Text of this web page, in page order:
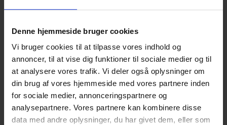
Denne hjemmeside bruger cookies
Vi bruger cookies til at tilpasse vores indhold og
annoncer, til at vise dig funktioner til sociale medier og til
at analysere vores trafik. Vi deler også oplysninger om
din brug af vores hjemmeside med vores partnere inden
for sociale medier, annonceringspartnere og
analysepartnere. Vores partnere kan kombinere disse
data med andre oplysninger, du har givet dem, eller som
Eksamen
3.g skal op i skriftlig dansk, skriftlig eksamen i et
studieretningsfag på A-niveau og mundtligt forsvar SRP.
Årsprøver og DHO for 1.g og 2.g klasser
Alle 1.g elever skal skrive DHO og at den afsluttes med en